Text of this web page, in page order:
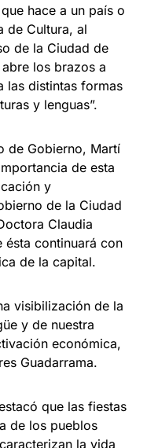
hace a un país o
de Cultura, al
de la Ciudad de
los brazos a
las distintas formas
y lenguas”.
de Gobierno, Martí
de esta
y
de la Ciudad
Claudia
ésta continuará con
de la capital.
visibilización de la
y de nuestra
económica,
Guadarrama.
que las fiestas
de los pueblos
la vida